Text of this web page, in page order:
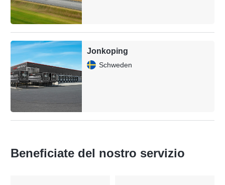
Jonkoping
Schweden
Beneficiate del nostro servizio